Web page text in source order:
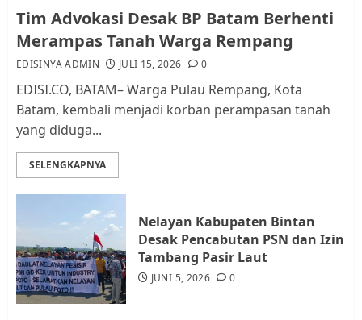
Kader Pajak jadi Penghubung
Pemerintah dan Masyarakat di
Lingkungan RT/RW
AGUSTUS 1, 2026
Warga Rempang Ajukan
Audiensi dengan Wali Kota
Tim Advokasi Desak BP Batam Berhenti
Merampas Tanah Warga Rempang
EDISINYA ADMIN JULI 15, 2026 0
EDISI.CO, BATAM– Warga Pulau Rempang, Kota
Batam, kembali menjadi korban perampasan tanah
yang diduga...
SELENGKAPNYA
Nelayan Kabupaten Bintan
Desak Pencabutan PSN dan Izin
Tambang Pasir Laut
JUNI 5, 2026 0